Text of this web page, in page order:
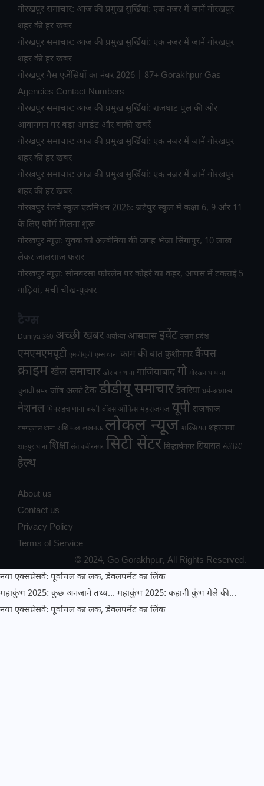
गोरखपुर समाचार: आज की प्रमुख सुर्खियां: एक नजर में जानें गोरखपुर
शहर की हर खबर
गोरखपुर समाचार: आज की प्रमुख सुर्खियां: एक नजर में जानें गोरखपुर
शहर की हर खबर
गोरखपुर गैस एजेंसियों का नंबर 2026 | 87+ Gorakhpur Gas
Agencies Contact Numbers
गोरखपुर समाचार: आज की प्रमुख सुर्खियां: राजघाट पुल की ओर
आवागमन पर बड़ा अपडेट और बाकी खबरें
गोरखपुर समाचार: आज की प्रमुख सुर्खियां: एक नजर में जानें गोरखपुर
शहर की हर खबर
गोरखपुर समाचार: आज की प्रमुख सुर्खियां: एक नजर में जानें गोरखपुर
शहर की हर खबर
गोरखपुर रेलवे स्कूल एडमिशन 2026: जटेपुर स्कूल में कक्षा 6, 9 और 11
के लिए फॉर्म मिलना शुरू
गोरखपुर न्यूज़: युवक को अल्बेनिया की जगह भेजा सिंगापुर, 10 लाख
लेकर जालसाज फरार
गोरखपुर न्यूज़: सोनबरसा फोरलेन पर कोहरे का कहर, आपस में टकराईं 5
गाड़ियां, मची चीख-पुकार
Duniya 360 अच्छी खबर अयोध्या आसपास इवेंट उत्तम प्रदेश
एमएमएमयूटी एमजीयूजी एम्स थाना काम की बात कुशीनगर कैंपस
क्राइमखेल समाचार खोराबार थाना गाजियाबादगो गोरखनाथ थाना
चुनावी समर जॉब अलर्ट टेक डीडीयू समाचार देवरिया धर्म-अध्यात्म
नेशनल पिपराइच थाना बस्ती बॉक्स ऑफिस महराजगंज यूपी राजकाज
रामगढ़ताल थाना राशिफल लखनऊ लोकल न्यूज शख्सियत शहरनामा
शाहपुर थाना शिक्षा संत कबीरनगर सिटी सेंटर सिद्धार्थनगर सियासत सेलीब्रिटी
हेल्थ
About us
Contact us
Privacy Policy
Terms of Service
© 2024, Go Gorakhpur, All Rights Reserved.
नया एक्सप्रेसवे: पूर्वांचल का लक, डेवलपमेंट का लिंक
महाकुंभ 2025: कुछ अनजाने तथ्य… महाकुंभ 2025: कहानी कुंभ मेले की…
नया एक्सप्रेसवे: पूर्वांचल का लक, डेवलपमेंट का लिंक